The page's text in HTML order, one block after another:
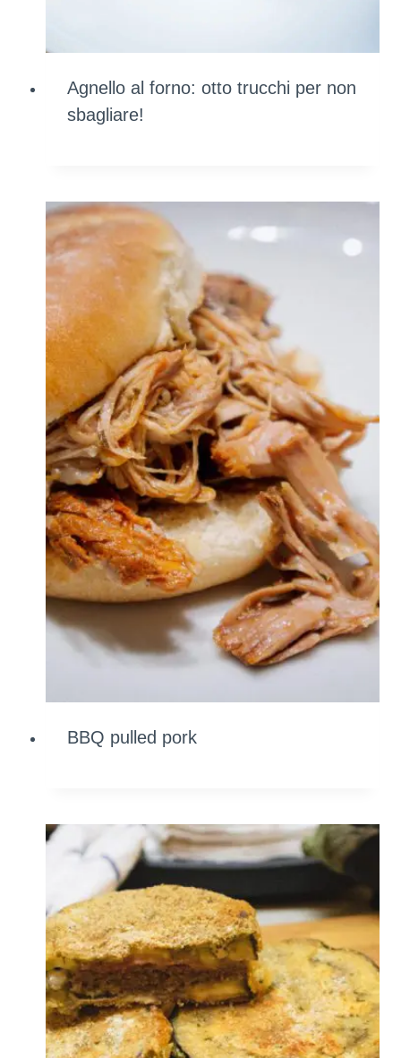
Agnello al forno: otto trucchi per non
sbagliare!
BBQ pulled pork